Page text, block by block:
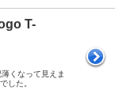
T-
くなって見えま
した。